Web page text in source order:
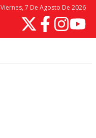
Viernes, 7 De Agosto De 2026